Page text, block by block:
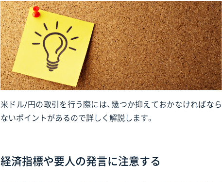
米ドル/円の取引を行う際には、幾つか抑えておかなければなら
ないポイントがあるので詳しく解説します。
経済指標や要人の発言に注意する